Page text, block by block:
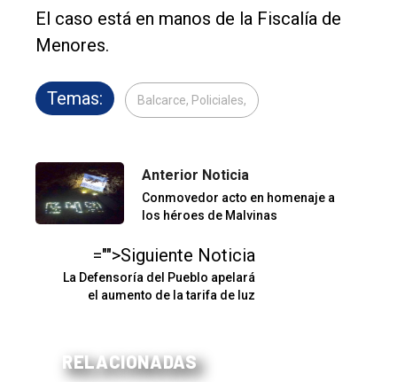
El caso está en manos de la Fiscalía de
Menores.
Temas: Balcarce, Policiales,
Anterior Noticia
Conmovedor acto en homenaje a
los héroes de Malvinas
="">Siguiente Noticia
La Defensoría del Pueblo apelará
el aumento de la tarifa de luz
RELACIONADAS